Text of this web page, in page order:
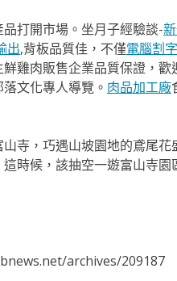
打開市場。坐月子經驗談-
出,背板品質佳，不僅電腦割字
鮮雞肉販售企業品質保證，歡
文化專人導覽。 肉品加工廠
寺，巧遇山坡園地的鳶尾
時候，該抽空一遊富山寺
archives/209187